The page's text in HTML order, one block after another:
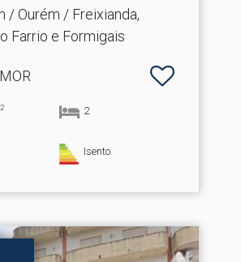
/ Ourém / Freixianda,
Farrio e Formigais
2 2
Isento